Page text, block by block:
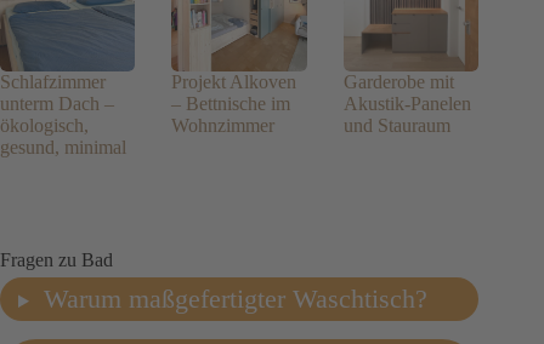
Schlafzimmer
unterm Dach –
ökologisch,
gesund, minimal
Projekt Alkoven
– Bettnische im
Wohnzimmer
Garderobe mit
Akustik-Panelen
und Stauraum
Fragen zu Bad
Warum maßgefertigter Waschtisch?